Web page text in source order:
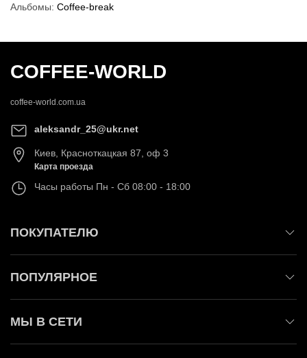
Альбомы: Coffee-break
COFFEE-WORLD
coffee-world.com.ua
aleksandr_25@ukr.net
Киев Красноткацкая 87, оф 3
Карта проезда
Часы работы Пн - Сб 08:00 - 18:00
ПОКУПАТЕЛЮ
ПОПУЛЯРНОЕ
МЫ В СЕТИ